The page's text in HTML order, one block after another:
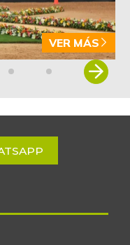
VER MÁS